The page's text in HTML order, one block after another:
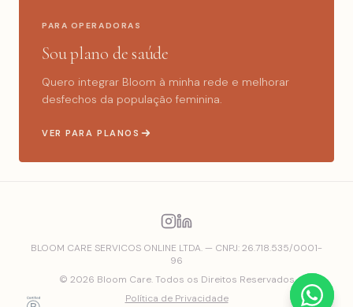
PARA OPERADORAS
Sou plano de saúde
Quero integrar Bloom à minha rede e melhorar
desfechos da população feminina.
VER PARA PLANOS
BLOOM CARE SERVICOS ONLINE LTDA. — CNPJ: 26.718.535/0001-
96
© 2026 Bloom Care.Todos os Direitos Reservados
Política de Privacidade